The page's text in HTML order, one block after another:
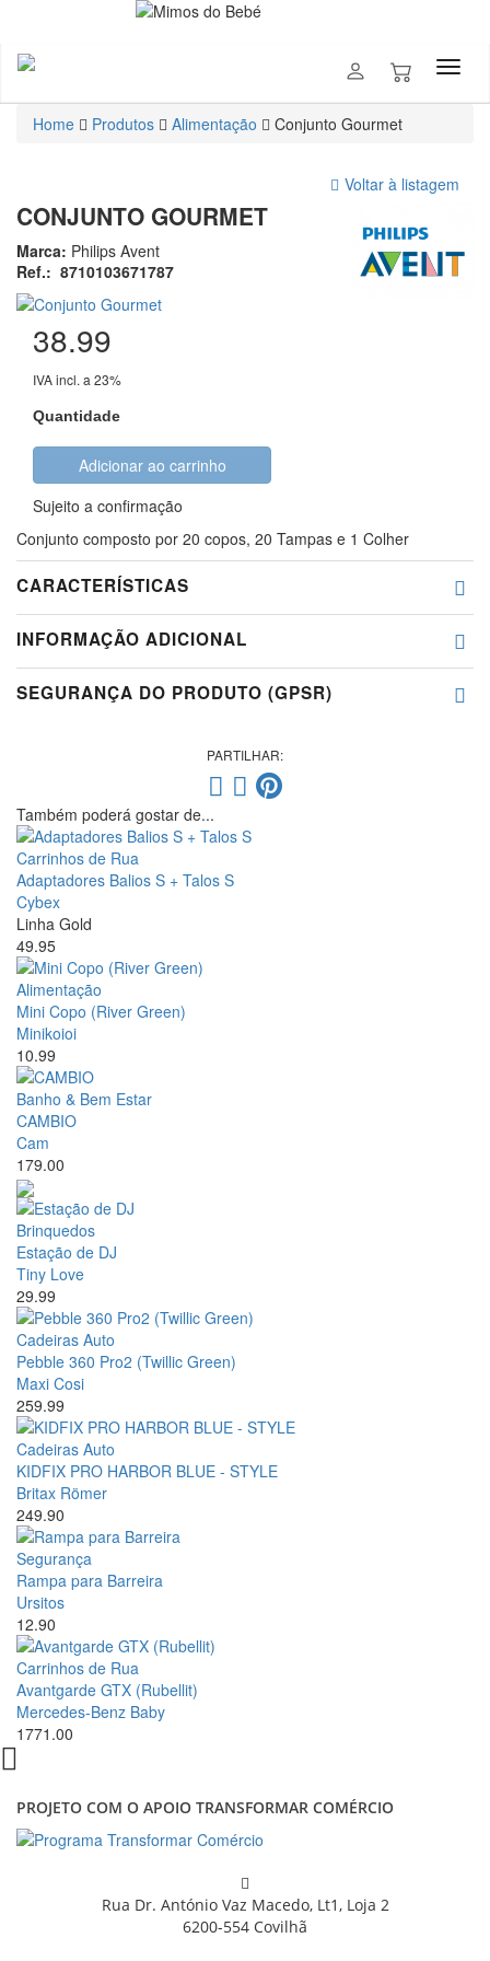
Home Produtos Alimentação Conjunto Gourmet
Voltar à listagem
CONJUNTO GOURMET
Marca: Philips Avent
Ref.: 8710103671787
38.99
IVA incl. a 23%
Quantidade
Adicionar ao carrinho
Sujeito a confirmação
Conjunto composto por 20 copos, 20 Tampas e 1 Colher
CARACTERÍSTICAS
INFORMAÇÃO ADICIONAL
SEGURANÇA DO PRODUTO (GPSR)
PARTILHAR:
Também poderá gostar de...
Carrinhos de Rua
Adaptadores Balios S + Talos S
Cybex
Linha Gold
49.95
Alimentação
Mini Copo (River Green)
Minikoioi
10.99
Banho & Bem Estar
CAMBIO
Cam
179.00
Brinquedos
Estação de DJ
Tiny Love
29.99
Cadeiras Auto
Pebble 360 Pro2 (Twillic Green)
Maxi Cosi
259.99
Cadeiras Auto
KIDFIX PRO HARBOR BLUE - STYLE
Britax Römer
249.90
Segurança
Rampa para Barreira
Ursitos
12.90
Carrinhos de Rua
Avantgarde GTX (Rubellit)
Mercedes-Benz Baby
1771.00
PROJETO COM O APOIO TRANSFORMAR COMÉRCIO
Rua Dr. António Vaz Macedo, Lt1, Loja 2
6200-554 Covilhã